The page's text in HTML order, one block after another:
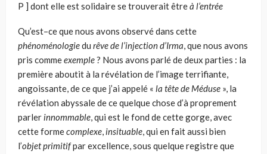
P ] dont elle est solidaire se trouverait êtreà l’entrée
Qu’est–ce que nous avons observé dans cette
phénoménologiedu rêve de l’injection d’Irma, que nous avons
pris commeexemple? Nous avons parlé de deux parties : la
première aboutit à la révélation de l’image terrifiante,
angois­sante, de ce que j’ai appelé « la tête de Méduse », la
révélation abyssale de ce quelque chose d’à proprement
parlerinnommable, qui est le fond de cette gorge, avec
cette formecomplexe,insituable, qui en fait aussi bien
l’objet pri­mitifpar excellence, sous quelque registre que